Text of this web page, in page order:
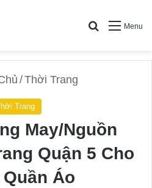
Menu
Search for
/Thời Trang
Trang
May/Nguồn
Quận 5 Cho
Áo